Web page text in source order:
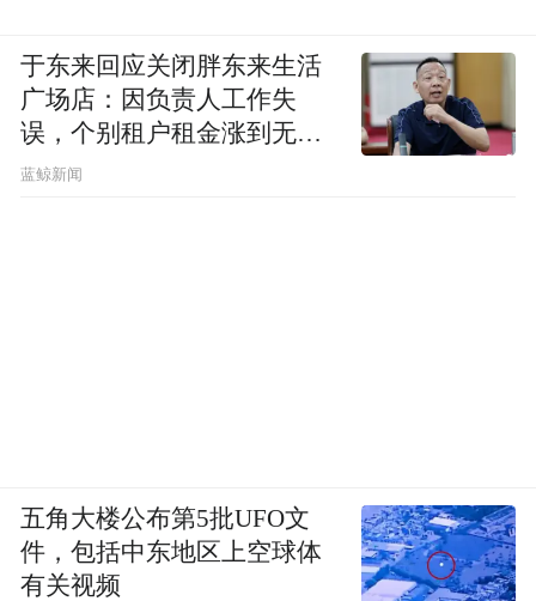
于东来回应关闭胖东来生活
广场店：因负责人工作失
误，个别租户租金涨到无法
想象
蓝鲸新闻
五角大楼公布第5批UFO文
件，包括中东地区上空球体
有关视频